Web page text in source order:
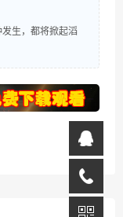
生，都将掀起滔